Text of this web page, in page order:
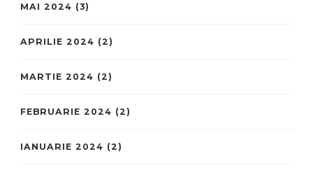
MAI 2024 (3)
APRILIE 2024 (2)
MARTIE 2024 (2)
FEBRUARIE 2024 (2)
IANUARIE 2024 (2)